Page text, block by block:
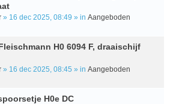
» 16 dec 2025, 08:49 » in Aangeboden
H0 6094 F, draaischijf
» 16 dec 2025, 08:45 » in Aangeboden
H0e DC